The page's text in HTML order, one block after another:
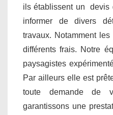
ils établissent un devis
informer de divers
travaux. Notamment
différents frais. Notre
paysagistes
Par ailleurs elle est
toute demande de
garantissons une